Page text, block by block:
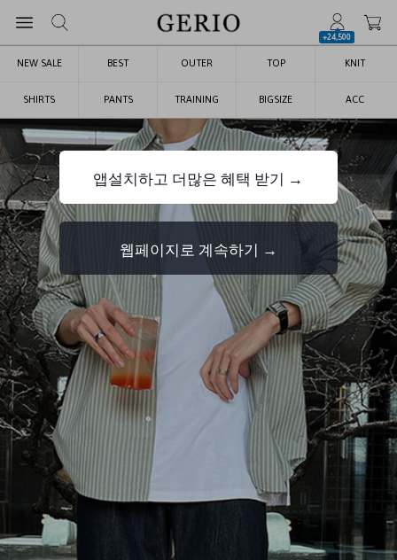
+24,500
NEW SALE BEST OUTER TOP KNIT
SHIRTS PANTS TRAINING BIGSIZE ACC
앱설치하고 더많은 혜택 받기 →
웹페이지로 계속하기 →